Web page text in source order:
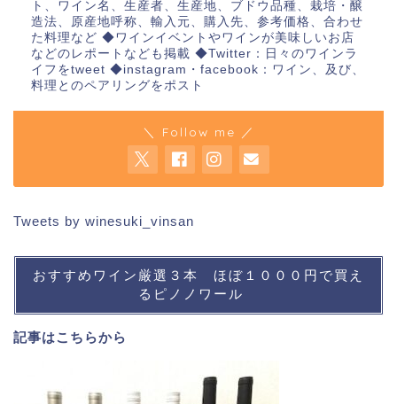
ト、ワイン名、生産者、生産地、ブドウ品種、栽培・醸
造法、原産地呼称、輸入元、購入先、参考価格、合わせ
た料理など ◆ワインイベントやワインが美味しいお店
などのレポートなども掲載 ◆Twitter：日々のワインラ
イフをtweet ◆instagram・facebook：ワイン、及び、
料理とのペアリングをポスト
＼ Follow me ／
Tweets by winesuki_vinsan
おすすめワイン厳選３本 ほぼ１０００円で買え
るピノノワール
記事はこちらから